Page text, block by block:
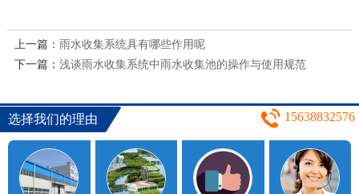
上一篇： 雨水收集系统具有哪些作用呢
下一篇： 浅谈雨水收集系统中雨水收集池的操作与使用规范
选择我们的理由 15638832576